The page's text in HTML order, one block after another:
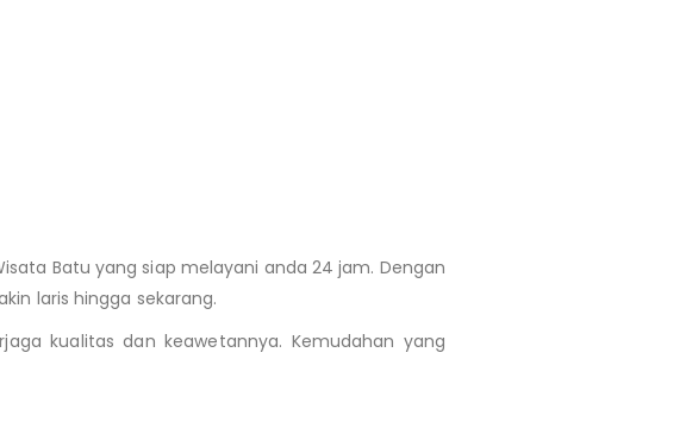
Batu yang siap melayani anda 24 jam. Dengan
laris hingga sekarang.
kualitas dan keawetannya. Kemudahan yang